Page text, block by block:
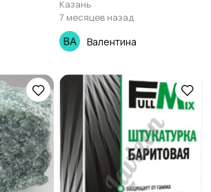
Казань
7 месяцев назад
Валентина